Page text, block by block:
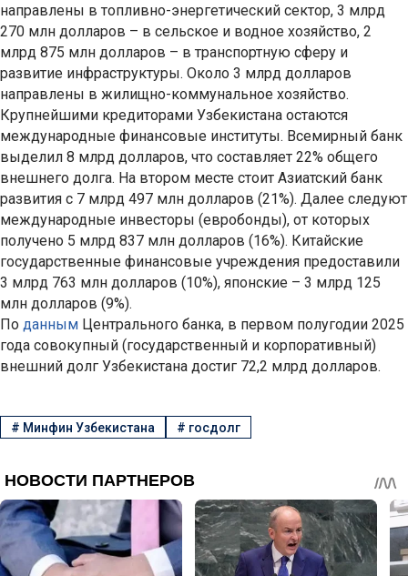
направлены в топливно-энергетический сектор, 3 млрд
270 млн долларов – в сельское и водное хозяйство, 2
млрд 875 млн долларов – в транспортную сферу и
развитие инфраструктуры. Около 3 млрд долларов
направлены в жилищно-коммунальное хозяйство.
Крупнейшими кредиторами Узбекистана остаются
международные финансовые институты. Всемирный банк
выделил 8 млрд долларов, что составляет 22% общего
внешнего долга. На втором месте стоит Азиатский банк
развития с 7 млрд 497 млн долларов (21%). Далее следуют
международные инвесторы (евробонды), от которых
получено 5 млрд 837 млн долларов (16%). Китайские
государственные финансовые учреждения предоставили
3 млрд 763 млн долларов (10%), японские – 3 млрд 125
млн долларов (9%).
По данным Центрального банка, в первом полугодии 2025
года совокупный (государственный и корпоративный)
внешний долг Узбекистана достиг 72,2 млрд долларов.
# Минфин Узбекистана # госдолг